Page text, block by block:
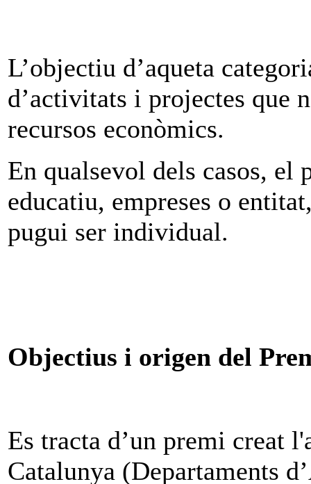
L’objectiu d’aqueta
d’activitats i projectes que
recursos econòmics.
En qualsevol dels casos, el
educatiu, empreses o
pugui ser individual.
Objectius i origen del
Es tracta d’un premi creat
Catalunya (Departaments